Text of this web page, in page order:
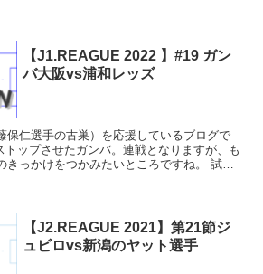
【J1.REAGUE 2022 】#19 ガン
バ大阪vs浦和レッズ
保仁選手の古巣）を応援しているブログで
ップさせたガンバ。連戦となりますが、も
きっかけをつかみたいところですね。 試合
【J2.REAGUE 2021】第21節ジ
ュビロvs新潟のヤット選手